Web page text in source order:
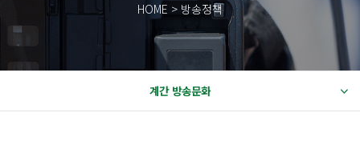
HOME > 방송정책
계간 방송문화